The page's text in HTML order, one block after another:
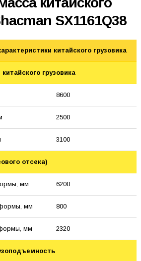
SX1161Q38
китайского грузовика
грузовика
8600
2500
3100
отсека)
мм 6200
мм 800
мм 2320